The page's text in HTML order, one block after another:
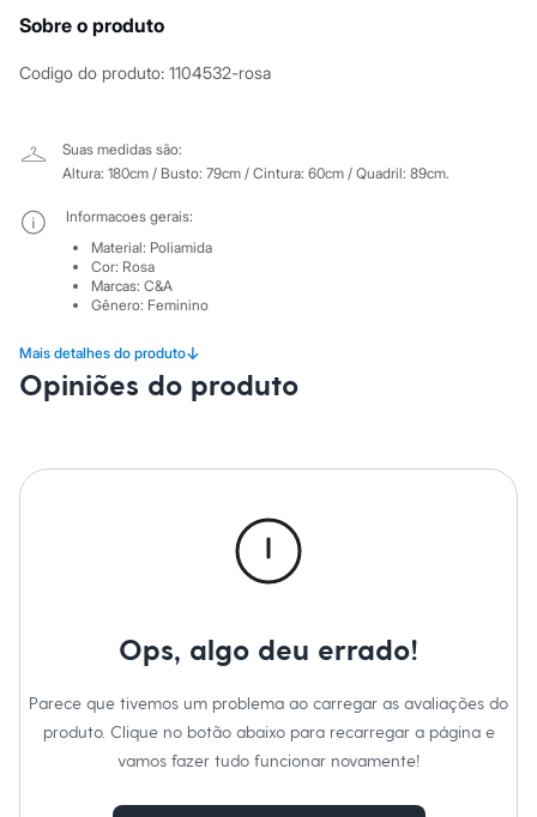
Relógios
Botas
Sapatilhas
Tênis
City
Clock House
Mindset
Sawary
Yessica
Acessórios
Blusas
Calçados
Moda íntima
Saídas de praia
Personagens
Plus size
Blusas e Camisetas
Sobre o produto
Codigo do produto: 1104532-rosa
Suas medidas são:
Altura: 180cm / Busto: 79cm / Cintura: 60cm / Quadril: 89cm.
Mais detalhes do produto↓
Informacoes gerais:
Material: Poliamida
Cor: Rosa
Marcas: C&A
Gênero: Feminino
Opiniões do produto
Ops, algo deu errado!
Parece que tivemos um problema ao carregar as avaliações do
produto. Clique no botão abaixo para recarregar a página e
vamos fazer tudo funcionar novamente!